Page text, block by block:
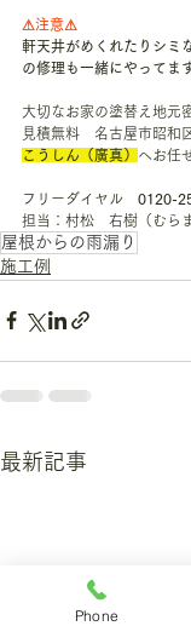
⚠注意⚠
軒天井がめくれたりシミ
の修理も一緒にやってま
大切なお家の塗替え地元
見積無料　名古屋市昭和
こうしん（廣真） へお任
フリーダイヤル 0120-
担当：村松　右樹（むら
屋根からの雨漏り
施工例
最新記事
Phone